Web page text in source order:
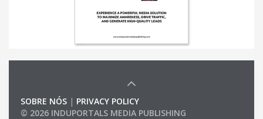
SOBRE NÓS | PRIVACY POLICY
© 2026 INDUPORTALS MEDIA PUBLISHING